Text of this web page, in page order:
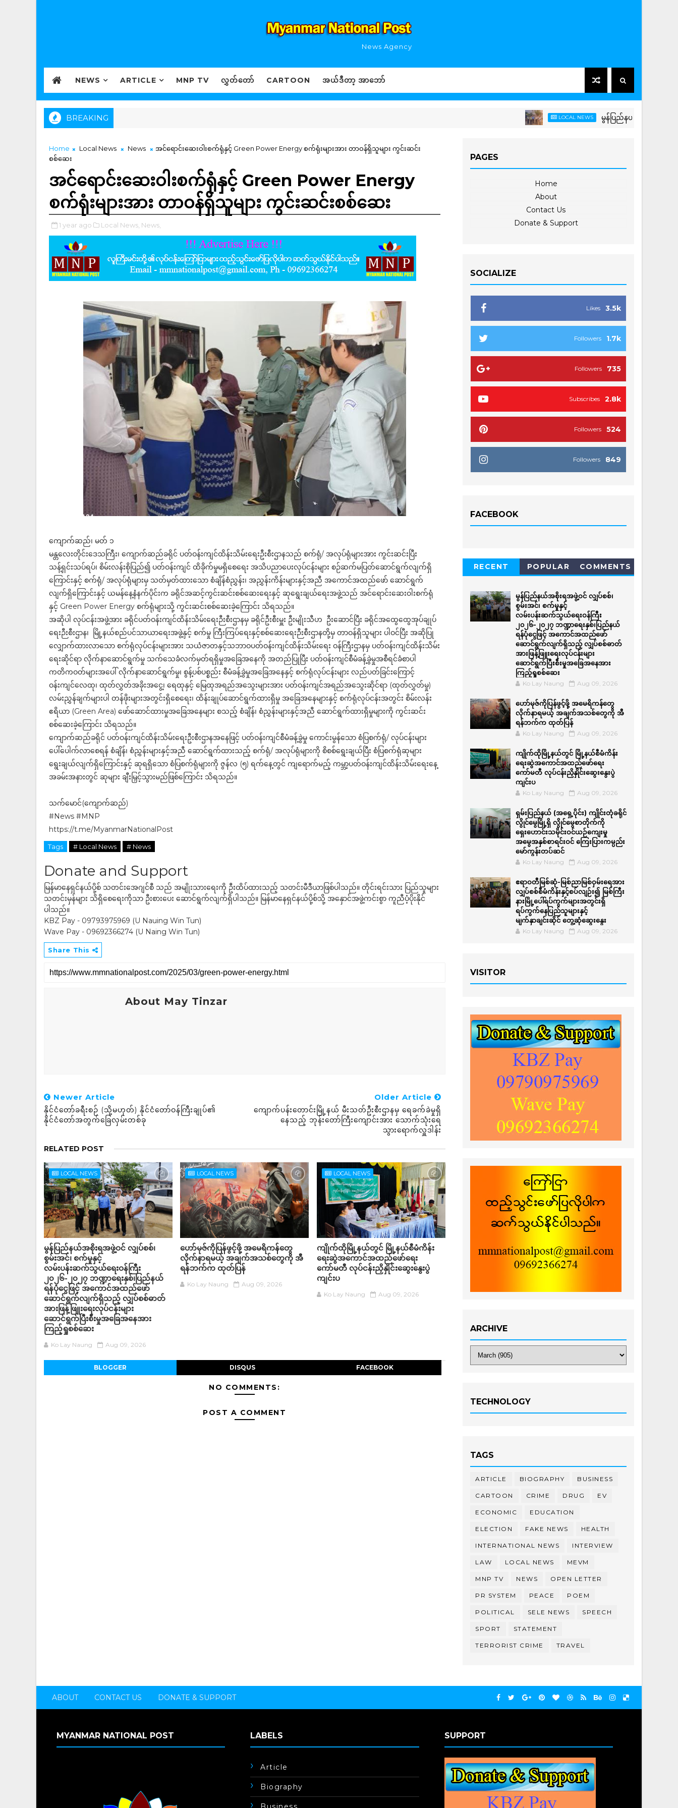
News Agency
NEWS ARTICLE MNP TV လွှတ်တော် CARTOON အယ်ဒီတာ့ အာဘော်
BREAKING LOCAL NEWS မွန်ပြည်နယ်အစိုးရအဖွဲ့ဝင် လျှပ်စ
Home Local News News
အင်ရောင်းဆေးဝါးစက်ရုံနှင့် Green Power Energy စက်ရုံးများအား တာဝန်ရှိသူများ ကွင်းဆင်း
စစ်ဆေး
အင်ရောင်းဆေးဝါးစက်ရုံနှင့် Green Power Energy
စက်ရုံးများအား တာဝန်ရှိသူများ ကွင်းဆင်းစစ်ဆေး
1 year ago Local News, News,
ကျောက်ဆည်၊ မတ် ၁
မန္တလေးတိုင်းဒေသကြီး၊ ကျောက်ဆည်ခရိုင် ပတ်ဝန်းကျင်ထိန်းသိမ်းရေးဦးစီးဌာနသည် စက်ရုံ/ အလုပ်ရုံများအား ကွင်းဆင်းပြီး
သန့်ရှင်းသပ်ရပ်၊ စိမ်းလန်းစိုပြည်၍ ပတ်ဝန်းကျင် ထိခိုက်မှုမရှိစေရေး အသိပညာပေးလုပ်ငန်းများ စဉ်ဆက်မပြတ်ဆောင်ရွက်လျက်ရှိ
ကြောင်းနှင့် စက်ရုံ/ အလုပ်ရုံများမှ သတ်မှတ်ထားသော စံချိန်စံညွှန်း၊ အညွှန်းကိန်းများနှင့်အညီ အကောင်အထည်ဖော် ဆောင်ရွက်
လျက်ရှိကြောင်းနှင့် ယမန်နေ့နံနက်ပိုင်းက ခရိုင်အဆင့်ကွင်းဆင်းစစ်ဆေး‌ရေးနှင့် ဆုရွေးချယ်ရေးအဖွဲ့သည် အင်ရောင်းဆေးဝါးစက်ရုံ
နှင့် Green Power Energy စက်ရုံများသို့ ကွင်းဆင်းစစ်ဆေးခဲ့ကြောင်း သိရသည်။
အဆိုပါ လုပ်ငန်းအဖွဲ့အား ခရိုင်ပတ်ဝန်းကျင်ထိန်းသိမ်းရေးဉီးစီးဌာနမှ ခရိုင်ဦးစီးမှူး ဦးမျိုးသီဟ ဦးဆောင်ပြီး ခရိုင်အထွေထွေအုပ်ချုပ်
ရေးဉီးစီးဌာန၊ မြို့နယ်စည်ပင်သာယာရေးအဖွဲ့နှင့် စက်မှု ကြီးကြပ်ရေးနှင့်စစ်ဆေးရေးဉီးစီးဌာနတို့မှ တာဝန်ရှိသူများ ပါဝင်ပြီး အဆိုပြု
လျှောက်ထားလာသော စက်ရုံလုပ်ငန်းများအား သယံဇာတနှင့်သဘာဝပတ်ဝန်းကျင်ထိန်းသိမ်းရေး ဝန်ကြီးဌာနမှ ပတ်ဝန်းကျင်ထိန်းသိမ်း
ရေးဆိုင်ရာ လိုက်နာဆောင်ရွက်မှု သက်သေခံလက်မှတ်ရရှိမှုအခြေအနေကို အတည်ပြုပြီး ပတ်ဝန်းကျင်စီမံခန့်ခွဲမှုအစီရင်ခံစာပါ
ကတိကဝတ်များအပေါ် လိုက်နာဆောင်ရွက်မှု၊ စွန့်ပစ်ပစ္စည်း စီမံခန့်ခွဲမှုအခြေအနေနှင့် စက်ရုံလုပ်ငန်းများ လည်ပတ်ခြင်းကြောင့်
ဝန်းကျင်လေထု၊ ထုတ်လွှတ်အခိုးအငွေ့၊ ရေထုနှင့် မြေထုအရည်အသွေးများအား ပတ်ဝန်းကျင်အရည်အသွေးဆိုင်ရာ (ထုတ်လွှတ်မှု)
လမ်းညွှန်ချက်များပါ တန်ဖိုးများအတွင်းရှိစေရေး၊ ထိန်းချုပ်ဆောင်ရွက်ထားရှိမှု အခြေအနေများနှင့် စက်ရုံလုပ်ငန်းအတွင်း စိမ်းလန်း
ဧရိယာ (Green Area) ဖော်ဆောင်ထားမှုအခြေအနေများ စသည့် စံချိန်၊ စံညွှန်းများနှင့်အညီ ဆောင်ရွက်ထားရှိမှုများကို ကွင်းဆင်း
စစ်ဆေးခဲ့ကြောင်း သိရသည်။
ကျောက်ဆည်ခရိုင် ပတ်ဝန်းကျင်ထိန်းသိမ်းရေးဦးစီးဌာနအနေဖြင့် ပတ်ဝန်းကျင်စီမံခန့်ခွဲမှု ကောင်းမွန်သော စံပြစက်ရုံ/ လုပ်ငန်းများ
ပေါ်ပေါက်လာစေရန် စံချိန်၊ စံညွှန်းများနှင့်အညီ ဆောင်ရွက်ထားသည့် စက်ရုံ/ အလုပ်ရုံများကို စိစစ်ရွေးချယ်ပြီး စံပြစက်ရုံဆုများ
ရွေးချယ်လျက်ရှိကြောင်းနှင့် ဆုရရှိသော စံပြစက်ရုံများကို ဇွန်လ (၅) ရက်နေ့တွင် ကျရောက်မည့် ကမ္ဘာ့ပတ်ဝန်းကျင်ထိန်းသိမ်းရေးနေ့
အခမ်းအနားတွင် ဆုများ ချီးမြှင့်သွားမည်ဖြစ်ကြောင်း သိရသည်။
သက်မောင်(ကျောက်ဆည်)
#News #MNP
https://t.me/MyanmarNationalPost
Tags # Local News # News
Donate and Support
မြန်မာနေရှင်နယ်ပို့စ် သတင်းအေဂျင်စီ သည် အမျိုးသားရေးကို ဦးထိပ်ထားသည့် သတင်းမီဒီယာဖြစ်ပါသည်။ တိုင်းရင်းသား ပြည်သူများ
သတင်းမှန်များ သိရှိစေရေးကိုသာ ဦးစားပေး ဆောင်ရွက်လျက်ရှိပါသည်။ မြန်မာနေရှင်နယ်ပို့စ်သို့ အနှောင်အဖွဲ့ကင်းစွာ ကူညီပံ့ပိုးနိုင်
ပါသည်။
KBZ Pay - 09793975969 (U Nauing Win Tun)
Wave Pay - 09692366274 (U Naing Win Tun)
Share This
About May Tinzar
Newer Article
နိုင်ငံတော်ခရီးစဉ် (သို့မဟုတ်) နိုင်ငံတော်ဝန်ကြီးချုပ်၏
နိုင်ငံတော်အတွက်ခြေလှမ်းတစ်ခု
Older Article
ကျောက်ပန်းတောင်းမြို့နယ် မီးသတ်ဦးစီးဌာနမှ ရေခက်ခဲမှုရှိ
နေသည့် ဘုန်းတော်ကြီးကျောင်းအား သောက်သုံးရေ
သွားရောက်လှူဒါန်း
RELATED POST
LOCAL NEWS
မွန်ပြည်နယ်အစိုးရအဖွဲ့ဝင် လျှပ်စစ်၊
စွမ်းအင်၊ စက်မှုနှင့်
လမ်းပန်းဆက်သွယ်ရေးဝန်ကြီး
၂၀၂၆-၂၀၂၇ ဘဏ္ဍာရေးနှစ်၊ပြည်နယ်
ရန်ပုံငွေဖြင့် အကောင်အထည်ဖော်
ဆောင်ရွက်လျက်ရှိသည့် လျှပ်စစ်ဓာတ်
အားဖြန့်ဖြူးရေးလုပ်ငန်းများ
ဆောင်ရွက်ပြီးစီးမှုအခြေအနေအား
ကြည့်ရှုစစ်ဆေး
Ko Lay Naung Aug 09, 2026
LOCAL NEWS
ဟော်မုဇ်ကိုပြန်ဖွင့်ဖို့ အမေရိကန်တွေ
လိုက်နာရမယ့် အချက်အသစ်တွေကို အီ
ရန်ဘက်က ထုတ်ပြန်
Ko Lay Naung Aug 09, 2026
LOCAL NEWS
ကျိုက်ထိုမြို့နယ်တွင် မြို့နယ်စီမံကိန်း
ရေးဆွဲအကောင်အထည်ဖော်ရေး
ကော်မတီ လုပ်ငန်းညှိနှိုင်းဆွေးနွေးပွဲ
ကျင်းပ
Ko Lay Naung Aug 09, 2026
BLOGGER DISQUS FACEBOOK
NO COMMENTS:
POST A COMMENT
PAGES
Home
About
Contact Us
Donate & Support
SOCIALIZE
3.5k
Likes
1.7k
Followers
735
Followers
2.8k
Subscribes
524
Followers
849
Followers
FACEBOOK
RECENT POPULAR COMMENTS
မွန်ပြည်နယ်အစိုးရအဖွဲ့ဝင် လျှပ်စစ်၊
စွမ်းအင်၊ စက်မှုနှင့်
လမ်းပန်းဆက်သွယ်ရေးဝန်ကြီး
၂၀၂၆-၂၀၂၇ ဘဏ္ဍာရေးနှစ်၊ပြည်နယ်
ရန်ပုံငွေဖြင့် အကောင်အထည်ဖော်
ဆောင်ရွက်လျက်ရှိသည့် လျှပ်စစ်ဓာတ်
အားဖြန့်ဖြူးရေးလုပ်ငန်းများ
ဆောင်ရွက်ပြီးစီးမှုအခြေအနေအား
ကြည့်ရှုစစ်ဆေး
Ko Lay Naung Aug 09, 2026
ဟော်မုဇ်ကိုပြန်ဖွင့်ဖို့ အမေရိကန်တွေ
လိုက်နာရမယ့် အချက်အသစ်တွေကို အီ
ရန်ဘက်က ထုတ်ပြန်
Ko Lay Naung Aug 09, 2026
ကျိုက်ထိုမြို့နယ်တွင် မြို့နယ်စီမံကိန်း
ရေးဆွဲအကောင်အထည်ဖော်ရေး
ကော်မတီ လုပ်ငန်းညှိနှိုင်းဆွေးနွေးပွဲ
ကျင်းပ
Ko Lay Naung Aug 09, 2026
ရှမ်းပြည်နယ် (အရှေ့ပိုင်း) ကျိုင်းတုံခရိုင်
လွိုင်မွေမြို့ရှိ လွိုင်မွေစာတိုက်ကို
ရှေးဟောင်းသမိုင်းဝင်ယဉ်ကျေးမှု
အမွေအနှစ်စာရင်းဝင် ကြေးပြားကမ္ပည်း
မော်ကွန်းတပ်ဆင်
Ko Lay Naung Aug 09, 2026
ဧရာဝတီမြစ်ဆုံ-မြစ်ညာမြစ်ဝှမ်းရေအား
လျှပ်စစ်စီမံကိန်းနှင့်စပ်လျဉ်း၍ မြစ်ကြီး
နားမြို့ပေါ်ရပ်ကွက်များအတွင်းရှိ
ရပ်ကွက်နေပြည်သူများနှင့်
မျက်နှာချင်းဆိုင် တွေ့ဆုံဆွေးနွေး
Ko Lay Naung Aug 09, 2026
VISITOR
ARCHIVE
TECHNOLOGY
TAGS
ARTICLE BIOGRAPHY BUSINESS
CARTOON CRIME DRUG EV
ECONOMIC EDUCATION
ELECTION FAKE NEWS HEALTH
INTERNATIONAL NEWS INTERVIEW
LAW LOCAL NEWS MEVM
MNP TV NEWS OPEN LETTER
PR SYSTEM PEACE POEM
POLITICAL SELE NEWS SPEECH
SPORT STATEMENT
TERRORIST CRIME TRAVEL
ABOUT CONTACT US DONATE & SUPPORT
MYANMAR NATIONAL POST LABELS
Article
Biography
SUPPORT